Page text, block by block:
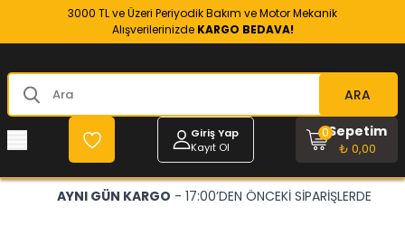
3000 TL ve Üzeri Periyodik Bakım ve Motor Mekanik
Alışverilerinizde KARGO BEDAVA!
ARA
Giriş Yap
Kayıt Ol
Sepetim
₺ 0,00
0
AYNI GÜN KARGO - 17:00’DEN ÖNCEKİ SİPARİŞLERDE